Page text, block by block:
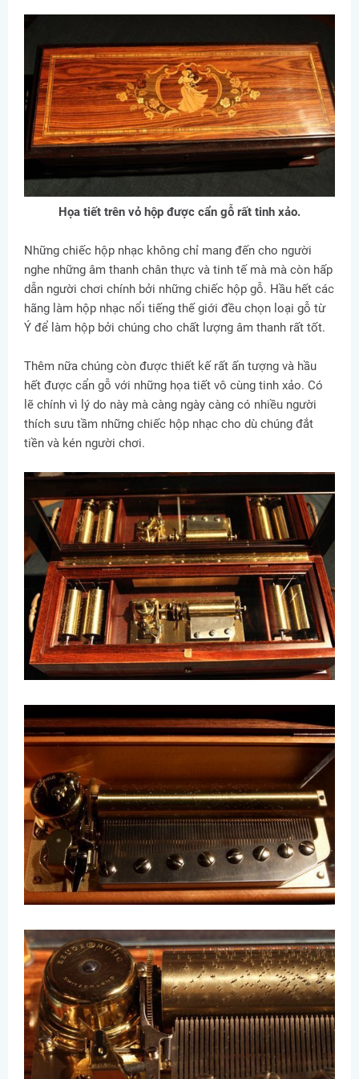
Họa tiết trên vỏ hộp được cẩn gỗ rất tinh xảo.
Những chiếc hộp nhạc không chỉ mang đến cho người
nghe những âm thanh chân thực và tinh tế mà mà còn hấp
dẫn người chơi chính bởi những chiếc hộp gỗ. Hầu hết các
hãng làm hộp nhạc nổi tiếng thế giới đều chọn loại gỗ từ
Ý để làm hộp bởi chúng cho chất lượng âm thanh rất tốt.
Thêm nữa chúng còn được thiết kế rất ấn tượng và hầu
hết được cẩn gỗ với những họa tiết vô cùng tinh xảo. Có
lẽ chính vì lý do này mà càng ngày càng có nhiều người
thích sưu tầm những chiếc hộp nhạc cho dù chúng đắt
tiền và kén người chơi.